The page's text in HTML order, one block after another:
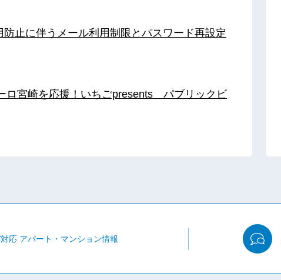
防止に伴うメール利用制限とパスワード再設定
ロ宮崎を応援！いちごpresents パブリックビ
応 アパート・マンション情報